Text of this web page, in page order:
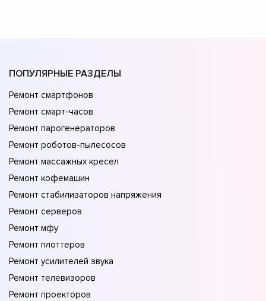
ПОПУЛЯРНЫЕ РАЗДЕЛЫ
Ремонт смартфонов
Ремонт смарт-часов
Ремонт парогенераторов
Ремонт роботов-пылесосов
Ремонт массажных кресел
Ремонт кофемашин
Ремонт стабилизаторов напряжения
Ремонт серверов
Ремонт мфу
Ремонт плоттеров
Ремонт усилителей звука
Ремонт телевизоров
Ремонт проекторов